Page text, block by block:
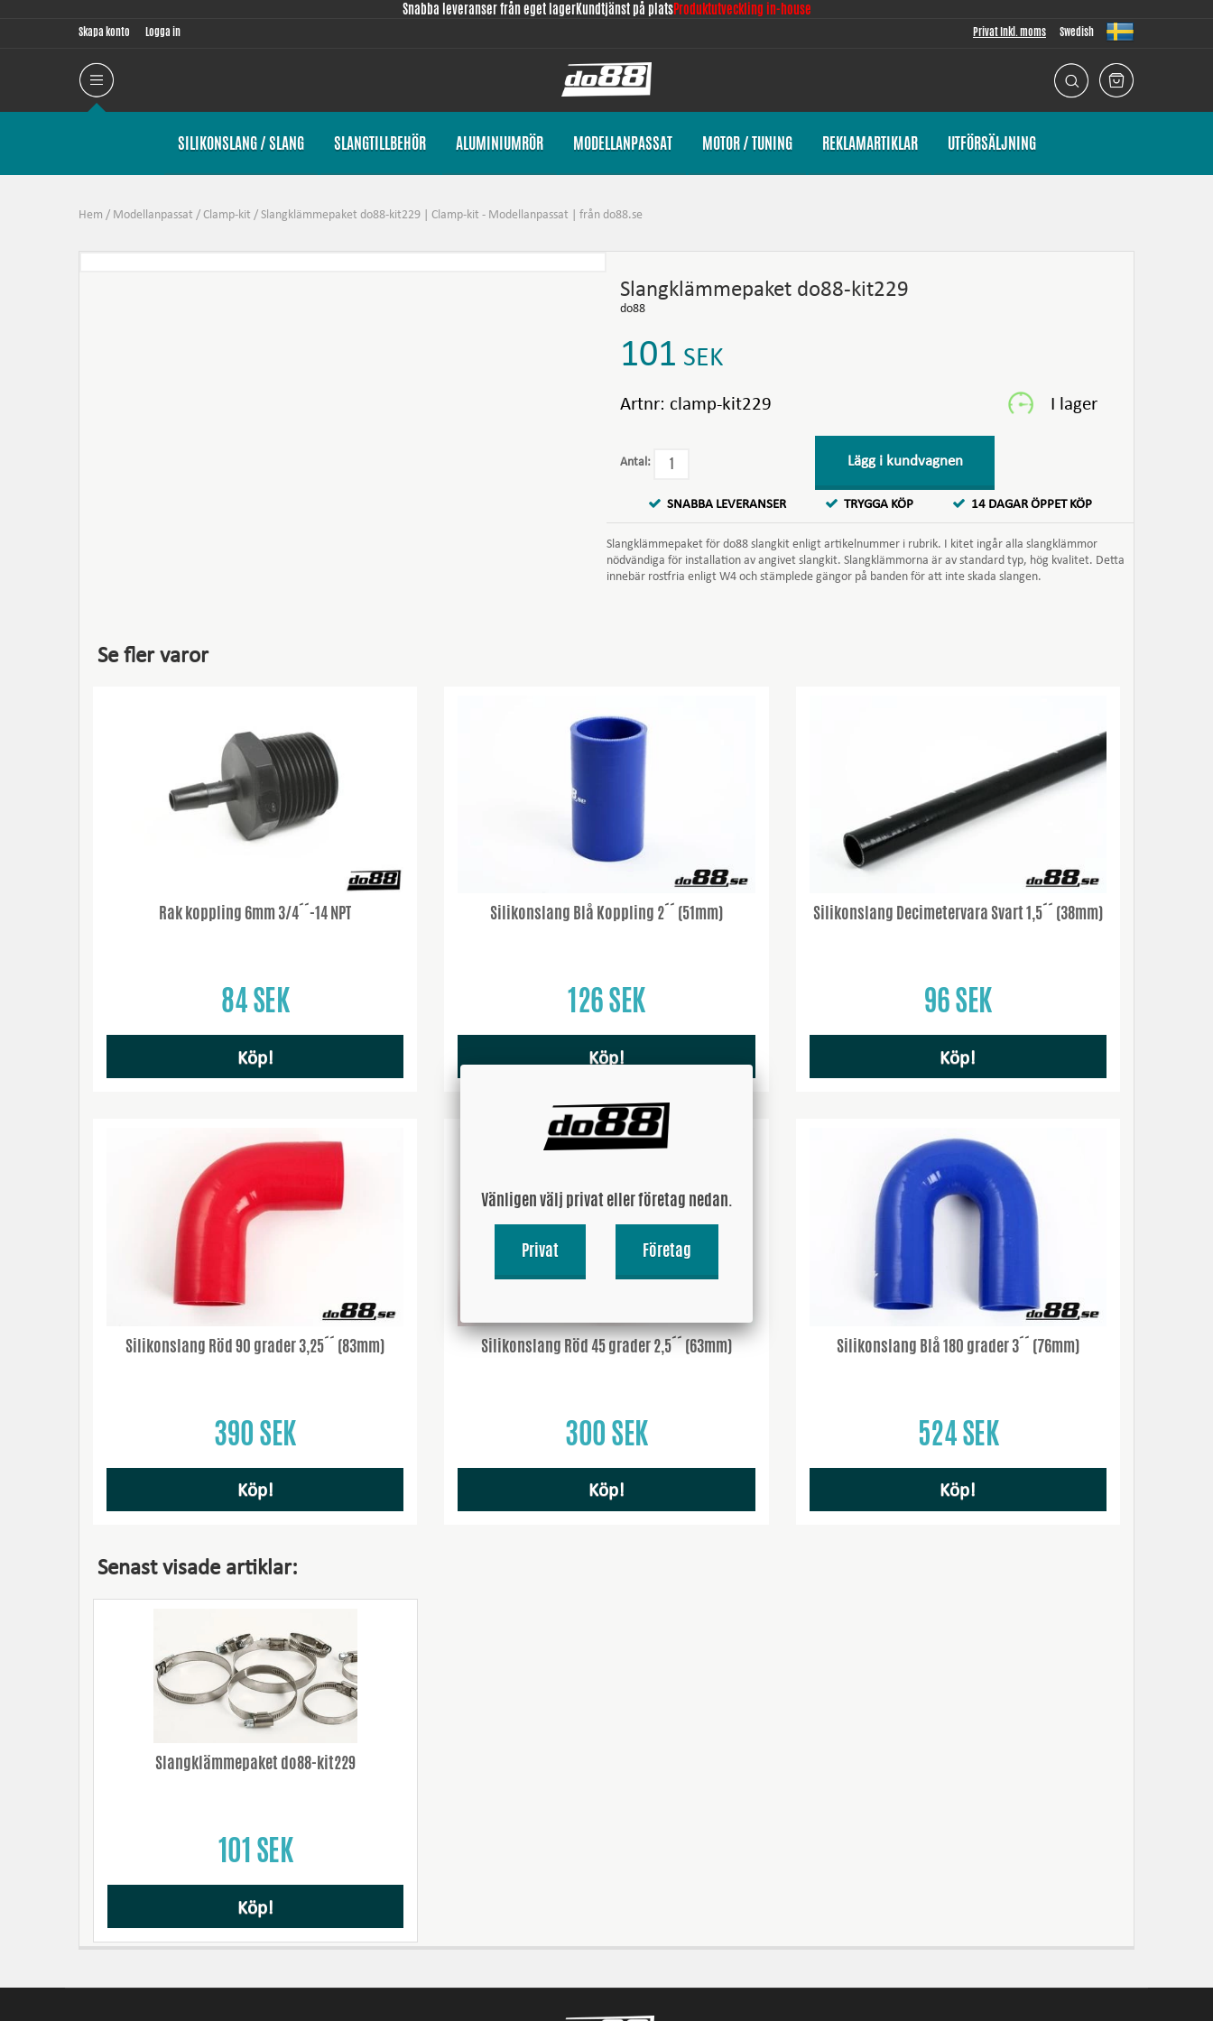
Snabba leveranser från eget lagerKundtjänst på platsProduktutveckling in-house
Skapa konto Logga in Privat Inkl. moms Swedish
SILIKONSLANG / SLANG SLANGTILLBEHÖR ALUMINIUMRÖR MODELLANPASSAT MOTOR / TUNING REKLAMARTIKLAR UTFÖRSÄLJNING
Hem / Modellanpassat / Clamp-kit / Slangklämmepaket do88-kit229 | Clamp-kit - Modellanpassat | från do88.se
Slangklämmepaket do88-kit229
do88
101 SEK
Artnr: clamp-kit229
Antal: Lägg i kundvagnen
SNABBA LEVERANSER TRYGGA KÖP 14 DAGAR ÖPPET KÖP
Slangklämmepaket för do88 slangkit enligt artikelnummer i rubrik. I kitet ingår alla slangklämmor
nödvändiga för installation av angivet slangkit. Slangklämmorna är av standard typ, hög kvalitet. Detta
innebär rostfria enligt W4 och stämplede gängor på banden för att inte skada slangen.
Se fler varor
Rak koppling 6mm 3/4´´-14 NPT
84 SEK
Köp!
Silikonslang Blå Koppling 2´´ (51mm)
126 SEK
Köp!
Silikonslang Decimetervara Svart 1,5´´ (38mm)
96 SEK
Köp!
Silikonslang Röd 90 grader 3,25´´ (83mm)
390 SEK
Köp!
Silikonslang Röd 45 grader 2,5´´ (63mm)
300 SEK
Köp!
Silikonslang Blå 180 grader 3´´ (76mm)
524 SEK
Köp!
Senast visade artiklar:
Slangklämmepaket do88-kit229
101 SEK
Köp!
Vänligen välj privat eller företag nedan.
Privat Företag